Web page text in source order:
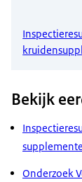
Bekijk
Onderzoek